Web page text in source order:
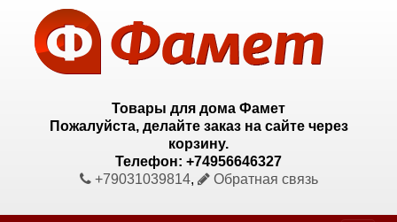
Товары для дома Фамет
Пожалуйста, делайте заказ на сайте через
корзину.
Телефон: +74956646327
+79031039814, Обратная связь